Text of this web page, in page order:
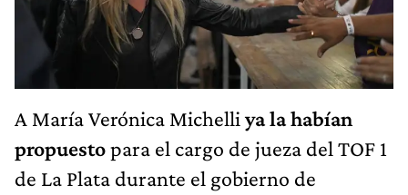
A María Verónica Michelliya la habían
propuestopara el cargo de jueza del TOF 1
de La Plata durante el gobierno de